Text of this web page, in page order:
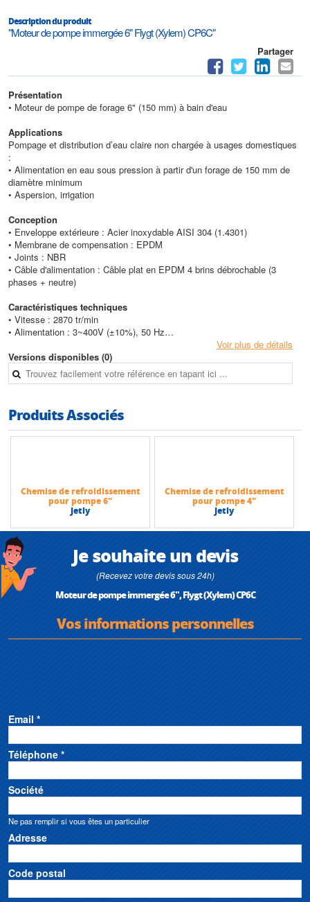
Description du produit
"Moteur de pompe immergée 6" Flygt (Xylem) CP6C"
Partager
Présentation
• Moteur de pompe de forage 6" (150 mm) à bain d'eau
Applications
Pompage et distribution d’eau claire non chargée à usages domestiques
:
• Alimentation en eau sous pression à partir d'un forage de 150 mm de
diamètre minimum
• Aspersion, irrigation
Conception
• Enveloppe extérieure : Acier inoxydable AISI 304 (1.4301)
• Membrane de compensation : EPDM
• Joints : NBR
• Câble d'alimentation : Câble plat en EPDM 4 brins débrochable (3
phases + neutre)
Caractéristiques techniques
• Vitesse : 2870 tr/min
• Alimentation : 3~400V (±10%), 50 Hz
• Isolation : Classe F
• Liquide interne : Eau + antigel
• Arbre moteur : Conforme à la norme NEMA
• Profondeur d'immersion max : 250 m
• Puissance max : 37 kW
Voir plus de détails
Versions disponibles (0)
Produits Associés
Chemise de refroidissement
pour pompe 6"
Jetly
Chemise de refroidissement
pour pompe 4"
Jetly
Je souhaite un devis
(Recevez votre devis sous 24h)
Moteur de pompe immergée 6", Flygt (Xylem) CP6C
Vos informations personnelles
Email *
Téléphone *
Société
Ne pas remplir si vous êtes un particulier
Adresse
Code postal